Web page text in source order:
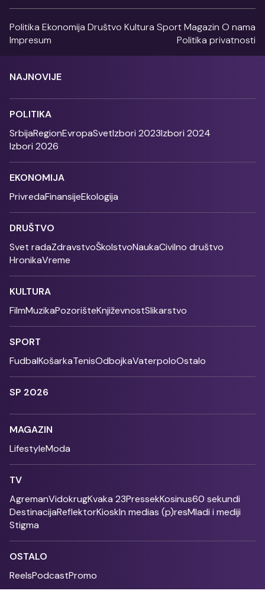
Politika Ekonomija Društvo Kultura SportMagazin O nama
Impresum
Politika privatnosti
NAJNOVIJE
POLITIKA
SrbijaRegionEvropaSvetIzbori 2023Izbori 2024
Izbori 2026
EKONOMIJA
PrivredaFinansijeEkologija
DRUŠTVO
Svet radaZdravstvoŠkolstvoNaukaCivilno društvo
HronikaVreme
KULTURA
FilmMuzikaPozorišteKnjiževnostSlikarstvo
SPORT
FudbalKošarkaTenisOdbojkaVaterpoloOstalo
SP 2026
MAGAZIN
LifestyleModa
TV
AgremanVidokrugKvaka 23PressekKosinus60 sekundi
DestinacijaReflektorKioskIn medias (p)resMladi i mediji
Stigma
OSTALO
ReelsPodcastPromo